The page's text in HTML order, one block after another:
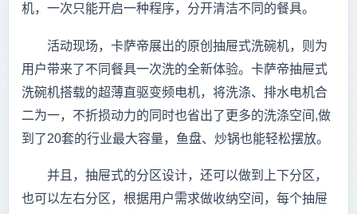
机，一次只能开启一种程序，分开清洁不同的餐具。
活动现场，卡萨帝展出的原创抽屉式洗碗机，则为
用户带来了不同餐具一次洗的全新体验。卡萨帝抽屉式
洗碗机搭载的超薄直驱变频电机，将洗涤、排水电机合
二为一，不折损动力的同时也省出了更多的洗涤空间,做
到了20套的行业最大容量，鱼盘、炒锅也能轻松摆放。
并且，抽屉式的分区设计，还可以做到上下分区，
也可以左右分区，根据用户需求做收纳空间，每个抽屉